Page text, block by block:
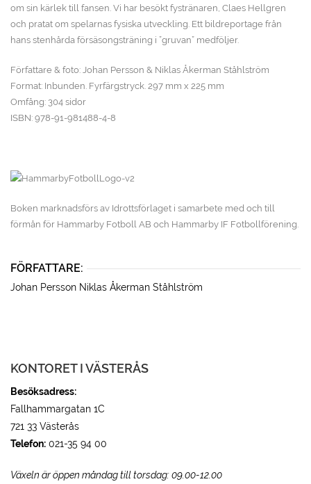
om sin kärlek till fansen. Vi har besökt fystränaren, Claes Hellgren
och pratat om spelarnas fysiska utveckling. Ett bildreportage från
hans stenhårda försäsongsträning i ”gruvan” medföljer.
Författare & foto: Johan Persson & Niklas Åkerman Ståhlström
Format: Inbunden. Fyrfärgstryck. 297 mm x 225 mm
Omfång: 304 sidor
ISBN: 978-91-981488-4-8
Boken marknadsförs av Idrottsförlaget i samarbete med och till
förmån för Hammarby Fotboll AB och Hammarby IF Fotbollförening.
FÖRFATTARE:
Johan Persson Niklas Åkerman Ståhlström
KONTORET I VÄSTERÅS
Besöksadress:
Fallhammargatan 1C
721 33 Västerås
Telefon: 021-35 94 00
Växeln är öppen måndag till torsdag: 09.00-12.00